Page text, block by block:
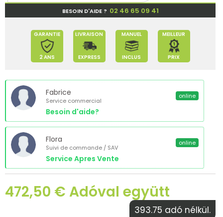
BESOIN D'AIDE ? 02 46 65 09 41
GARANTIE
2 ANS
LIVRAISON
EXPRESS
MANUEL
INCLUS
MEILLEUR
PRIX
Fabrice
Service commercial
Besoin d'aide?
online
Flora
Suivi de commande / SAV
Service Apres Vente
online
472,50 € Adóval együtt
393.75 adó nélkül.